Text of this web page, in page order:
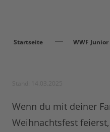
Startseite WWF Junior
Wenn du mit deiner
Weihnachtsfest